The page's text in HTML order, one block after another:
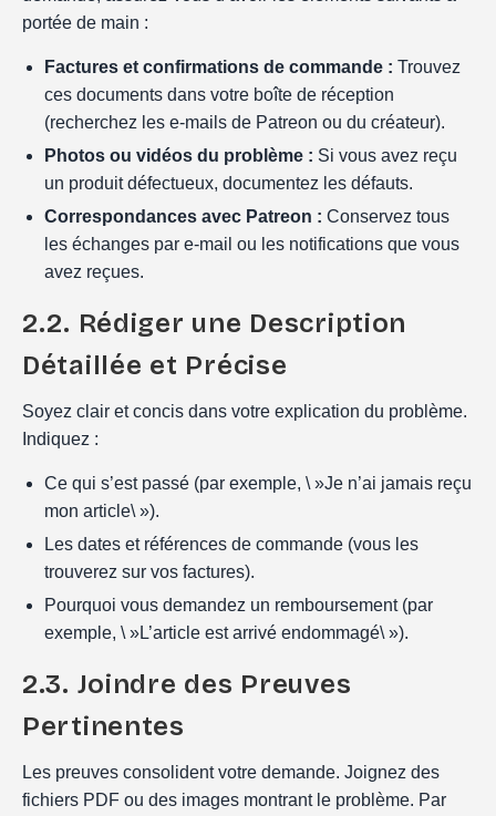
portée de main :
Factures et confirmations de commande : Trouvez
ces documents dans votre boîte de réception
(recherchez les e-mails de Patreon ou du créateur).
Photos ou vidéos du problème : Si vous avez reçu
un produit défectueux, documentez les défauts.
Correspondances avec Patreon : Conservez tous
les échanges par e-mail ou les notifications que vous
avez reçues.
2.2. Rédiger une Description
Détaillée et Précise
Soyez clair et concis dans votre explication du problème.
Indiquez :
Ce qui s’est passé (par exemple, \ »Je n’ai jamais reçu
mon article\ »).
Les dates et références de commande (vous les
trouverez sur vos factures).
Pourquoi vous demandez un remboursement (par
exemple, \ »L’article est arrivé endommagé\ »).
2.3. Joindre des Preuves
Pertinentes
Les preuves consolident votre demande. Joignez des
fichiers PDF ou des images montrant le problème. Par